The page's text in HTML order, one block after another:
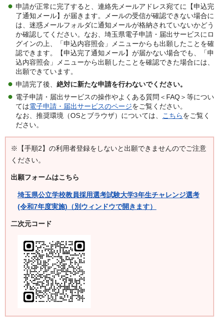
申請が正常に完了すると、連絡先メールアドレス宛てに【申込完
了通知メール】が届きます。メールの受信が確認できない場合に
は、迷惑メールフォルダに通知メールが格納されていないかどう
か確認してください。なお、埼玉県電子申請・届出サービスにロ
グインの上、「申込内容照会」メニューからも出願したことを確
認できます。【申込完了通知メール】が届かない場合でも、「申
込内容照会」メニューから出願したことを確認できた場合には、
出願できています。
申請完了後、 絶対に新たな申請を行わないでください。
電子申請・届出サービスの操作やよくある質問＜FAQ＞等につい
ては電子申請・届出サービスのページをご覧ください。
なお、推奨環境（OSとブラウザ）については、
こちらをご覧く
ださい。
※【手順2】の利用者登録をしないと出願できませんのでご注意
ください。
出願フォームはこちら
埼玉県公立学校教員採用選考試験大学3年生チャレンジ選考
(令和7年度実施)（別ウィンドウで開きます）
二次元コード